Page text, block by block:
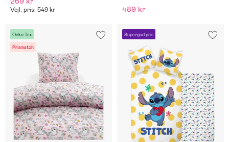
Vejl. pris: 549 kr 489 kr
Oeko-Tex
Prismatch
Supergod pris